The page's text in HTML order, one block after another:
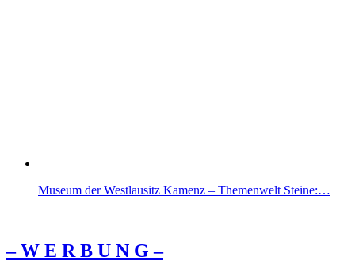
Museum der Westlausitz Kamenz – Themenwelt Steine:…
– W Ε R Β U Ν G –